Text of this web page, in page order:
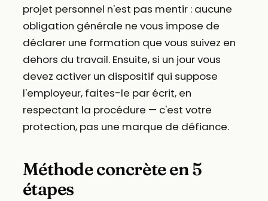
projet personnel n'est pas mentir : aucune
obligation générale ne vous impose de
déclarer une formation que vous suivez en
dehors du travail. Ensuite, si un jour vous
devez activer un dispositif qui suppose
l'employeur, faites-le par écrit, en
respectant la procédure — c'est votre
protection, pas une marque de défiance.
Méthode concrète en 5
étapes